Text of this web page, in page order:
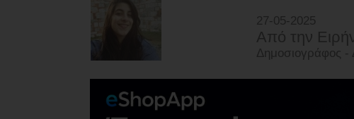
27-05-2025
Από την
Δημοσιογράφος -